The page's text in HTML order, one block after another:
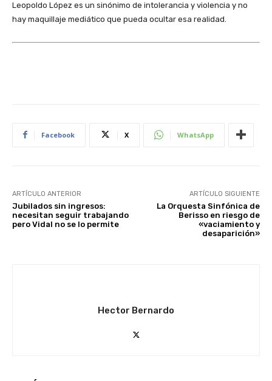
Leopoldo López es un sinónimo de intolerancia y violencia y no
hay maquillaje mediático que pueda ocultar esa realidad.
Facebook X WhatsApp
ARTÍCULO ANTERIOR
Jubilados sin ingresos:
necesitan seguir trabajando
pero Vidal no se lo permite
ARTÍCULO SIGUIENTE
La Orquesta Sinfónica de
Berisso en riesgo de
«vaciamiento y
desaparición»
Hector Bernardo